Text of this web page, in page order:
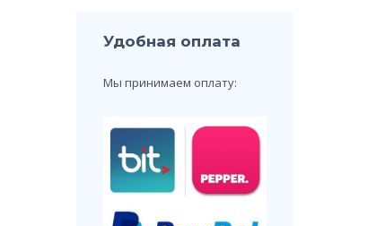
Удобная оплата
Мы принимаем оплату: